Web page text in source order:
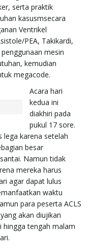
serta praktik
kasusmsecara
Ventrikel
PEA, Takikardi,
mesin
kemudian
megacode.
Acara hari
kedua ini
diakhiri pada
pukul 17 sore.
lega karena setelah
besar
Namun tidak
mereka harus
agar dapat lulus
waktu
para peserta ACLS
akan diujikan
hingga tengah malam